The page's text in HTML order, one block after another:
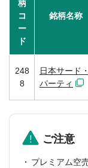
柄
コ
ー
ド
銘柄名称
248
8
日本サード・
パーティ
ご注意
プレミアム空